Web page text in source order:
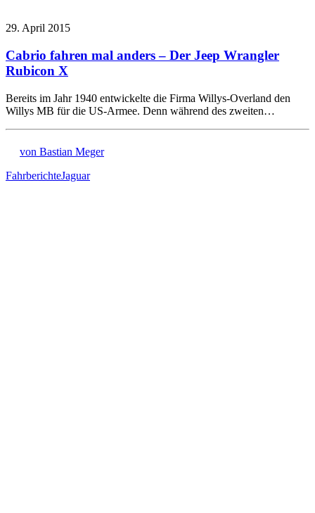
29. April 2015
Cabrio fahren mal anders – Der Jeep Wrangler
Rubicon X
Bereits im Jahr 1940 entwickelte die Firma Willys-Overland den
Willys MB für die US-Armee. Denn während des zweiten…
von Bastian Meger
FahrberichteJaguar